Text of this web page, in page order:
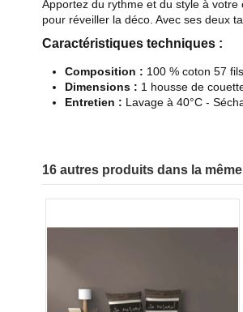
Apportez du rythme et du style à votre
pour réveiller la déco. Avec ses deux
Caractéristiques techniques :
Composition : 100 % coton 57 fils
Dimensions : 1 housse de
Entretien : Lavage à 40°C -
16 autres produits dans la